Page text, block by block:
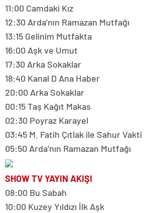
11:00 Camdaki Kız
12:30 Arda’nın Ramazan Mutfağı
13:15 Gelinim Mutfakta
16:00 Aşk ve Umut
17:30 Arka Sokaklar
18:40 Kanal D Ana Haber
20:00 Arka Sokaklar
00:15 Taş Kağıt Makas
02:30 Poyraz Karayel
03:45 M. Fatih Çıtlak ile Sahur Vakti
05:50 Arda’nın Ramazan Mutfağı
SHOW TV YAYIN AKIŞI
08:00 Bu Sabah
10:00 Kuzey Yıldızı İlk Aşk